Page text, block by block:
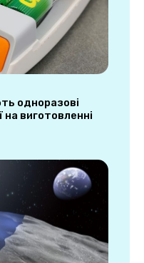
одноразові
виготовленні